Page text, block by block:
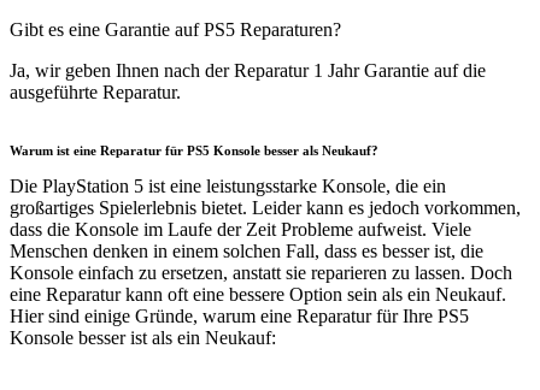
Gibt es eine Garantie auf PS5 Reparaturen?
Ja, wir geben Ihnen nach der Reparatur 1 Jahr Garantie auf die
ausgeführte Reparatur.
Warum ist eine Reparatur für PS5 Konsole besser als Neukauf?
Die PlayStation 5 ist eine leistungsstarke Konsole, die ein
großartiges Spielerlebnis bietet. Leider kann es jedoch vorkommen,
dass die Konsole im Laufe der Zeit Probleme aufweist. Viele
Menschen denken in einem solchen Fall, dass es besser ist, die
Konsole einfach zu ersetzen, anstatt sie reparieren zu lassen. Doch
eine Reparatur kann oft eine bessere Option sein als ein Neukauf.
Hier sind einige Gründe, warum eine Reparatur für Ihre PS5
Konsole besser ist als ein Neukauf: